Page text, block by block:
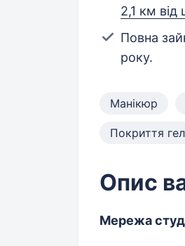
2,1 км від
Повна
року.
Манікюр
Покриття
Опис
Мережа